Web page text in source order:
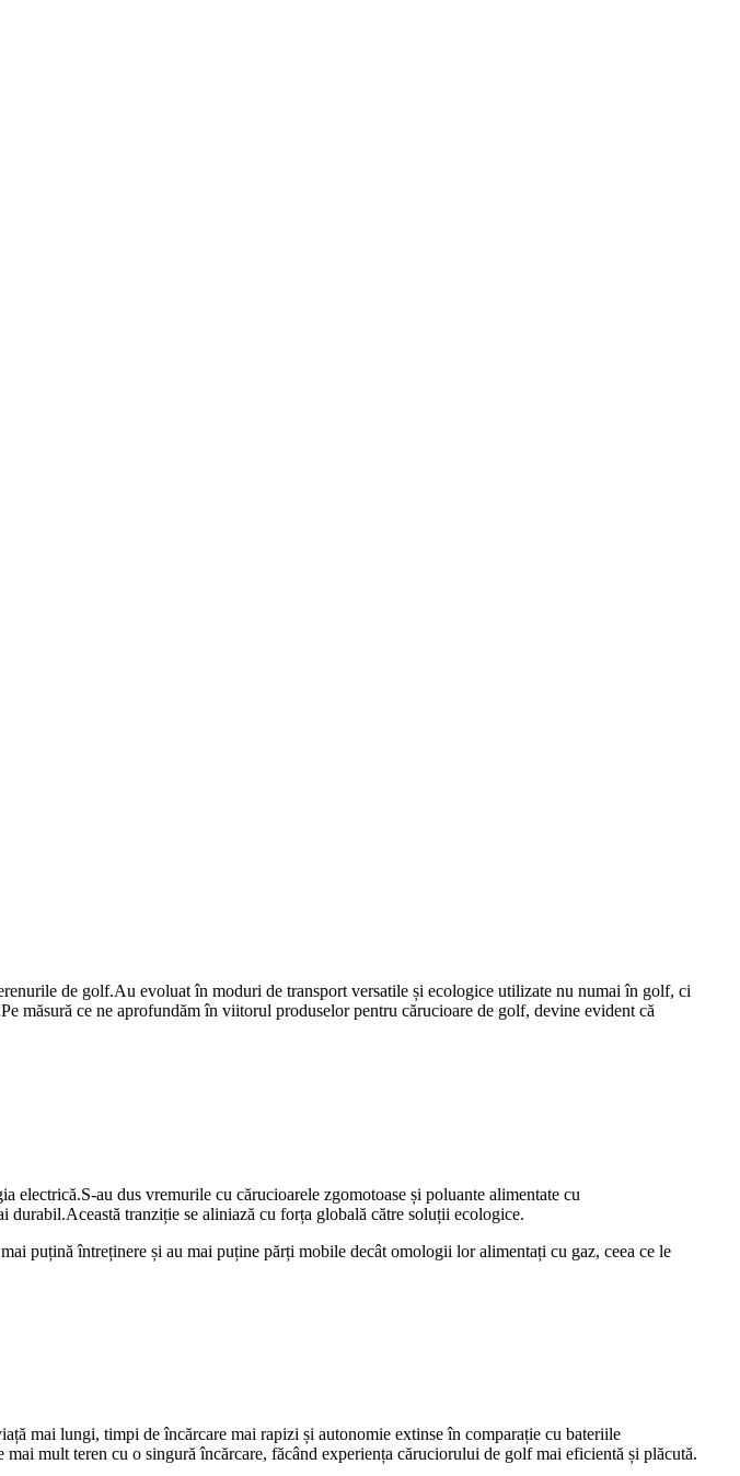
de golf.Au evoluat în moduri de transport versatile și ecologice utilizate nu numai în golf, ci
măsură ce ne aprofundăm în viitorul produselor pentru cărucioare de golf, devine evident că
electrică.S-au dus vremurile cu cărucioarele zgomotoase și poluante alimentate cu
tranziție se aliniază cu forța globală către soluții ecologice.
puțină întreținere și au mai puține părți mobile decât omologii lor alimentați cu gaz, ceea ce le
mai lungi, timpi de încărcare mai rapizi și autonomie extinse în comparație cu bateriile
mult teren cu o singură încărcare, făcând experiența căruciorului de golf mai eficientă și plăcută.